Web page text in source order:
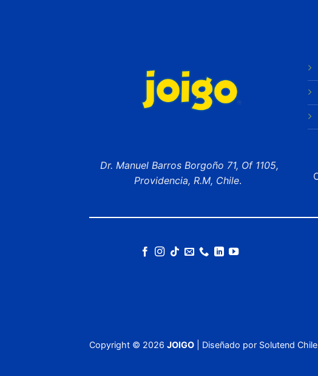
Dr. Manuel Barros Borgoño 71, Of 1105,
Providencia, R.M, Chile.
Copyright © 2026 JOIGO | Diseñado por Solutend Chile